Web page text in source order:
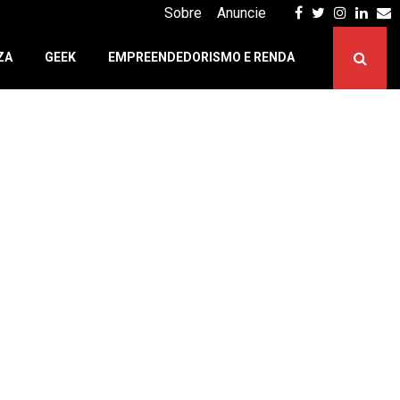
Facebook
Twitter
Sobre Anuncie
GEEK EMPREENDEDORISMO E RENDA